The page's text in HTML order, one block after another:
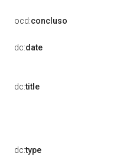
ocd:concluso
dc:date
dc:title
dc:type